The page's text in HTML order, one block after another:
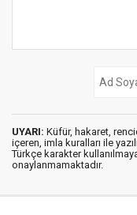
UYARI: Küfür, hakaret,
içeren, imla kuralları ile
Türkçe karakter
onaylanmamaktadır.